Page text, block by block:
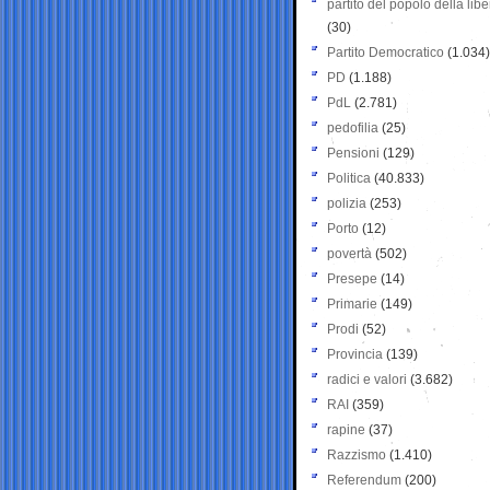
partito del popolo della
(30)
Partito Democratico (1.034)
PD (1.188)
PdL (2.781)
pedofilia (25)
Pensioni (129)
Politica (40.833)
polizia (253)
Porto (12)
povertà (502)
Presepe (14)
Primarie (149)
Prodi (52)
Provincia (139)
radici e valori (3.682)
RAI (359)
rapine (37)
Razzismo (1.410)
Referendum (200)